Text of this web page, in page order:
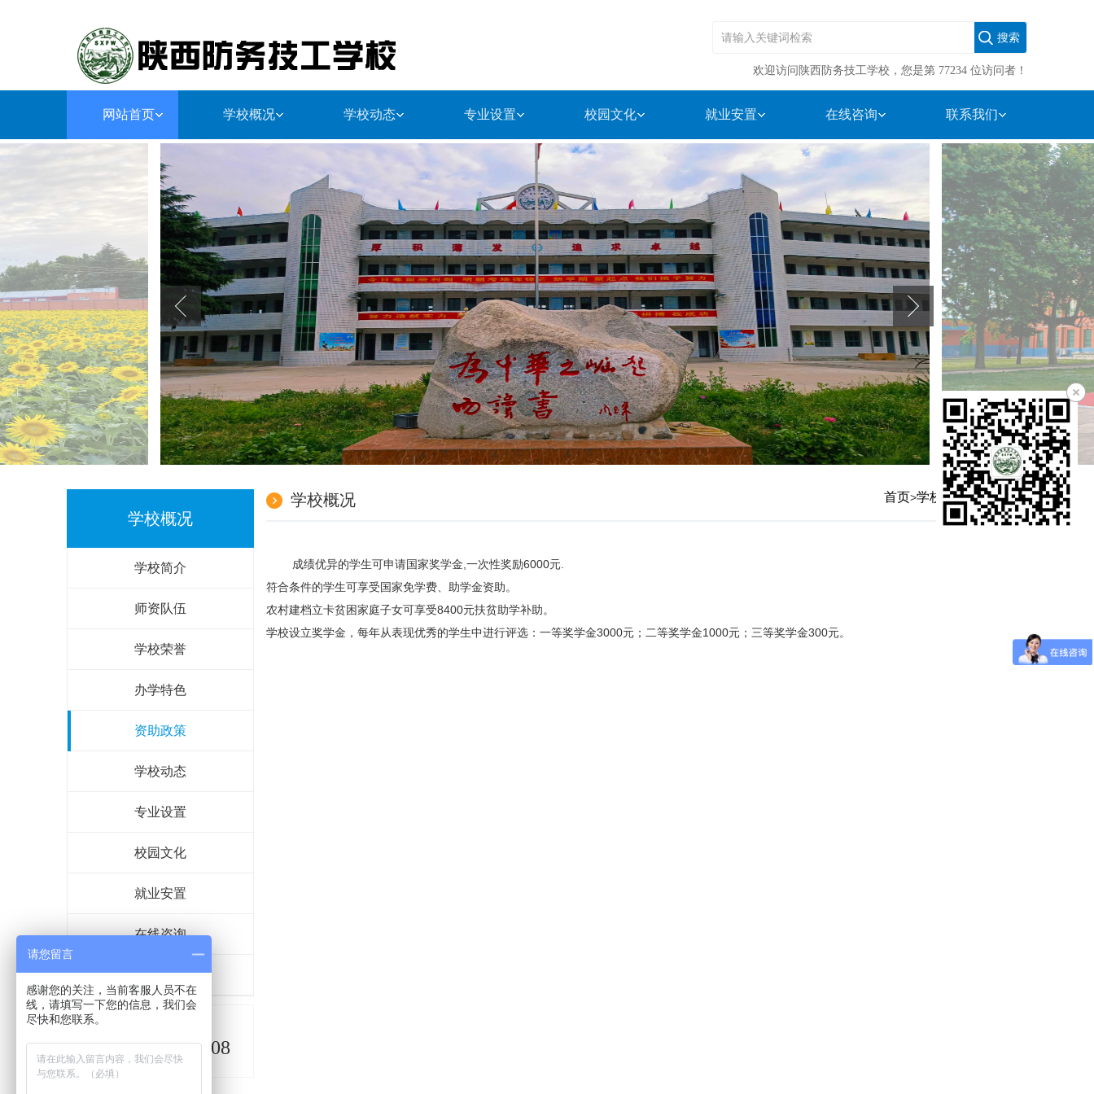
欢迎访问陕西防务技工学校，您是第 77234 位访问者！
网站首页 学校概况
办学特色 资助政策
学校动态 专业设置 校园文化 就业安置 在线咨询 联系我们
学校概况 首页>学校概况>资助政策
成绩优异的学生可申请国家奖学金,一次性奖励6000元.
符合条件的学生可享受国家免学费、助学金资助。
农村建档立卡贫困家庭子女可享受8400元扶贫助学补助。
学校设立奖学金，每年从表现优秀的学生中进行评选：一等奖学金3000元；二等奖学金1000元；三等奖学金300元。
学校概况
学校简介
师资队伍
学校荣誉
办学特色
资助政策
学校动态
专业设置
校园文化
就业安置
在线咨询
联系我们
0917-6269008
请您留言
感谢您的关注，当前客服人员不在
线，请填写一下您的信息，我们会
尽快和您联系。